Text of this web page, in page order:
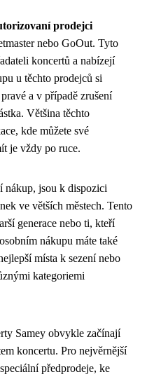
prodejci
nebo GoOut. Tyto
koncertů a nabízejí
u těchto prodejců si
a v případě zrušení
Většina těchto
kde můžete své
je vždy po ruce.
nákup, jsou k dispozici
ve větších městech. Tento
generace nebo ti, kteří
nákupu máte také
místa k sezení nebo
kategoriemi
Samey obvykle začínají
koncertu. Pro nejvěrnější
předprodeje, ke